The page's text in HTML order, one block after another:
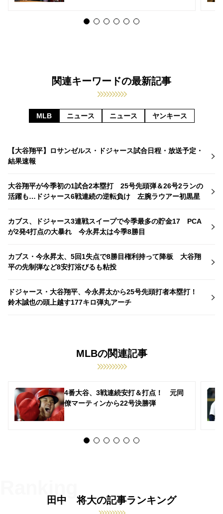
関連キーワードの最新記事
MLB ニュース ニュース ヤンキース
【大谷翔平】ロサンゼルス・ドジャース試合日程・放送予定・
結果速報
大谷翔平が今季初の1試合2本塁打 25号先頭弾＆26号2ランの
活躍も…ドジャース6戦連続の逆転負け 左腕ラウアー初黒星
カブス、ドジャース3連戦スイープで今季最多の貯金17 PCA
が2発4打点の大暴れ 今永昇太は今季8勝目
カブス・今永昇太、5回1失点で8勝目権利持って降板 大谷翔
平の先制弾など8安打浴びるも粘投
ドジャース・大谷翔平、今永昇太から25号先頭打者本塁打！
鈴木誠也の頭上越す177キロ弾丸アーチ
MLBの関連記事
4番大谷、3戦連続安打＆打点！ 元同
僚マーティンから22号決勝弾
田中 将大の記事ランキング